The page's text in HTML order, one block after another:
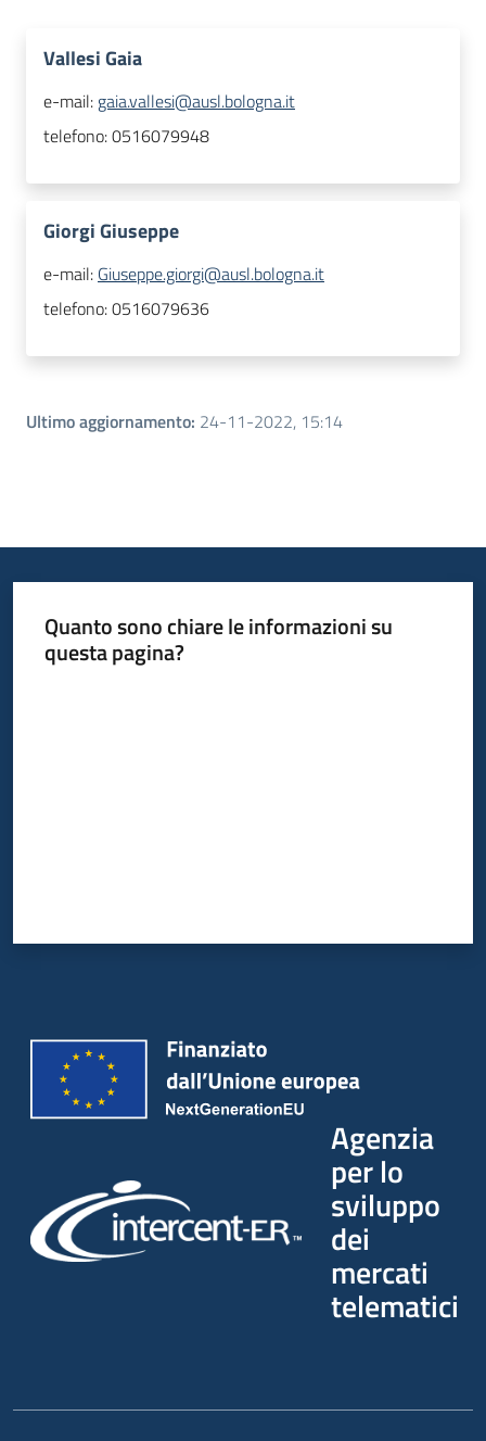
Vallesi Gaia
e-mail: gaia.vallesi@ausl.bologna.it
telefono:0516079948
Giorgi Giuseppe
e-mail: Giuseppe.giorgi@ausl.bologna.it
telefono:0516079636
Ultimo aggiornamento: 24-11-2022, 15:14
Quanto sono chiare le informazioni su
questa pagina?
Agenzia
per lo
sviluppo
dei
mercati
telematici